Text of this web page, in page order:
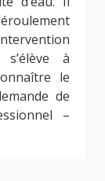
s’élève à
le
de
–